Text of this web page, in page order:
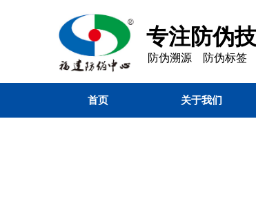
专注防伪
防伪溯源 防伪标
首页 关于我们